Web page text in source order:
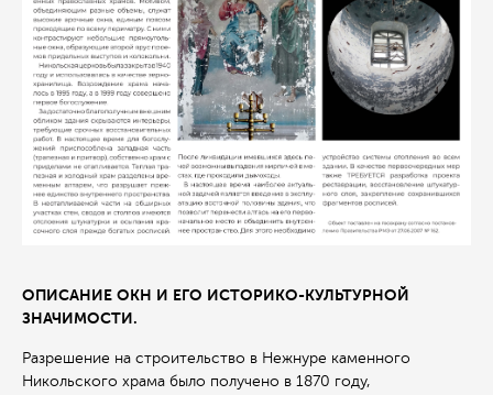
ОПИСАНИЕ ОКН И ЕГО ИСТОРИКО-КУЛЬТУРНОЙ
ЗНАЧИМОСТИ.
Разрешение на строительство в Нежнуре каменного
Никольского храма было получено в 1870 году,